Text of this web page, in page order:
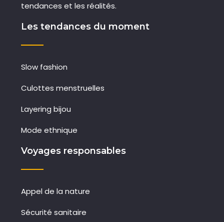
tendances et les réalités.
Les tendances du moment
Slow fashion
Culottes menstruelles
Layering bijou
Mode ethnique
Voyages responsables
Appel de la nature
Sécurité sanitaire